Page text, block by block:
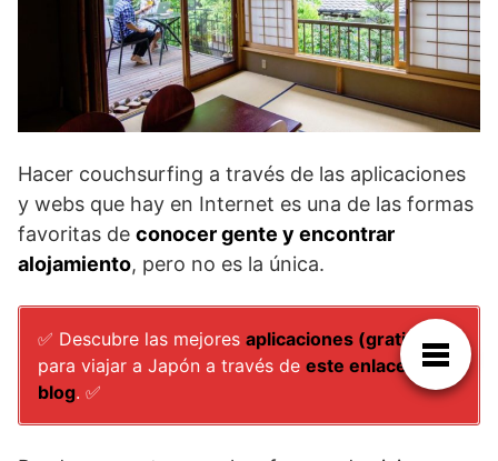
Hacer couchsurfing a través de las aplicaciones
y webs que hay en Internet es una de las formas
favoritas de conocer gente y encontrar
alojamiento, pero no es la única.
✅ Descubre las mejores aplicaciones (gratis)
para viajar a Japón a través de este enlace del
blog. ✅